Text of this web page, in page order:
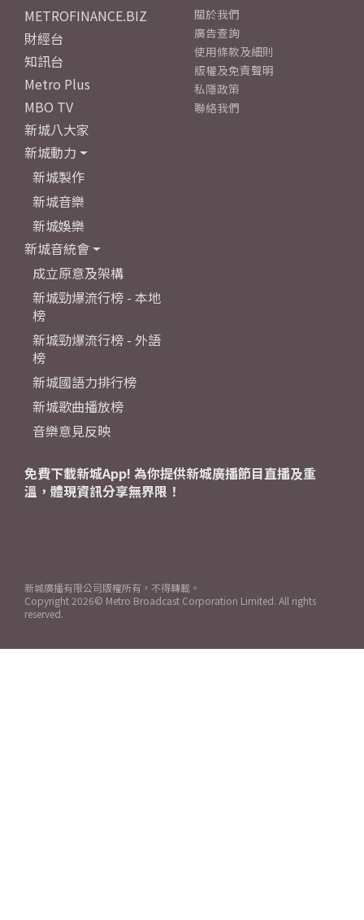
METROFINANCE.BIZ
財經台
知訊台
Metro Plus
MBO TV
新城八大家
新城動力
新城製作
新城音樂
新城娛樂
新城音統會
成立原意及架構
新城勁爆流行榜 - 本地
榜
新城勁爆流行榜 - 外語
榜
新城國語力排行榜
新城歌曲播放榜
音樂意見反映
關於我們
廣告查詢
使用條款及細則
版權及免責聲明
私隱政策
聯絡我們
免費下載新城App! 為你提供新城廣播節目直播及重
溫，體現資訊分享無界限！
新城廣播有限公司版權所有，不得轉載。
Copyright 2026© Metro Broadcast Corporation Limited. All rights
reserved.